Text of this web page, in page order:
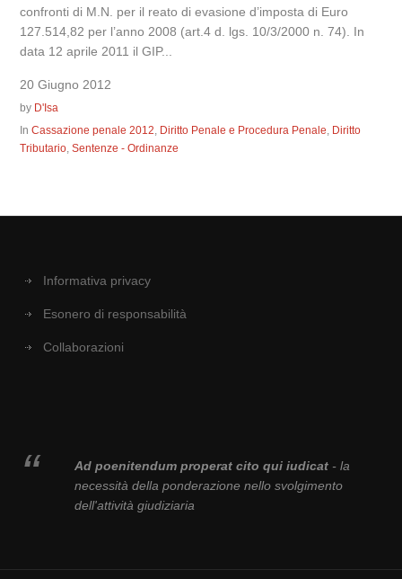
confronti di M.N. per il reato di evasione d’imposta di Euro
127.514,82 per l’anno 2008 (art.4 d. lgs. 10/3/2000 n. 74). In
data 12 aprile 2011 il GIP...
20 Giugno 2012
by D'Isa
InCassazione penale 2012, Diritto Penale e Procedura Penale, Diritto
Tributario,Sentenze - Ordinanze
Informativa privacy
Esonero di responsabilità
Collaborazioni
Ad poenitendum properat cito qui iudicat- la
necessità della ponderazione nello svolgimento
dell'attività giudiziaria